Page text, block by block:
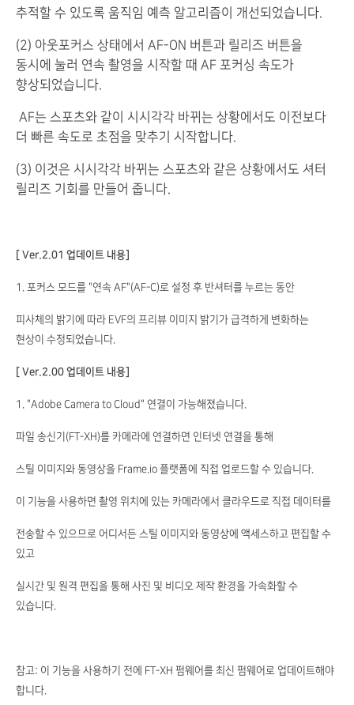
추적할 수 있도록 움직임 예측 알고리즘이 개선되었습니다.
(2) 아웃포커스 상태에서 AF-ON 버튼과 릴리즈 버튼을
동시에 눌러 연속 촬영을 시작할 때 AF 포커싱 속도가
향상되었습니다.
AF는 스포츠와 같이 시시각각 바뀌는 상황에서도 이전보다
더 빠른 속도로 초점을 맞추기 시작합니다.
(3) 이것은 시시각각 바뀌는 스포츠와 같은 상황에서도 셔터
릴리즈 기회를 만들어 줍니다.
[ Ver.2.01 업데이트 내용]
1. 포커스 모드를 "연속 AF"(AF-C)로 설정 후 반셔터를 누르는 동안
피사체의 밝기에 따라 EVF의 프리뷰 이미지 밝기가 급격하게 변화하는
현상이 수정되었습니다.
[ Ver.2.00 업데이트 내용]
1. "Adobe Camera to Cloud" 연결이 가능해졌습니다.
파일 송신기(FT-XH)를 카메라에 연결하면 인터넷 연결을 통해
스틸 이미지와 동영상을 Frame.io 플랫폼에 직접 업로드할 수 있습니다.
이 기능을 사용하면 촬영 위치에 있는 카메라에서 클라우드로 직접 데이터를
전송할 수 있으므로 어디서든 스틸 이미지와 동영상에 액세스하고 편집할 수
있고
실시간 및 원격 편집을 통해 사진 및 비디오 제작 환경을 가속화할 수
있습니다.
참고: 이 기능을 사용하기 전에 FT-XH 펌웨어를 최신 펌웨어로 업데이트해야
합니다.